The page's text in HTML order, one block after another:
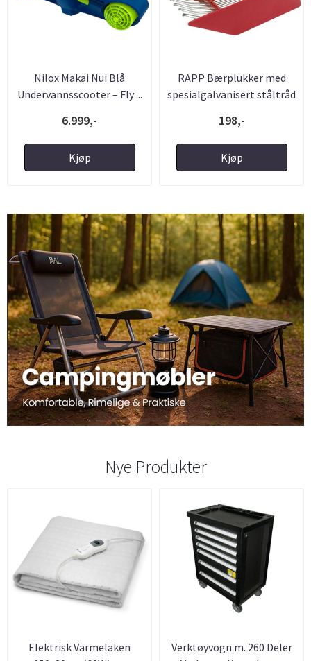
Nilox Makai Nui Blå
Undervannsscooter – Fly ...
6.999,-
Kjøp
RAPP Bærplukker med
spesialgalvanisert ståltråd
198,-
Kjøp
Nye Produkter
Elektrisk Varmelaken
Verktøyvogn m. 260 Deler